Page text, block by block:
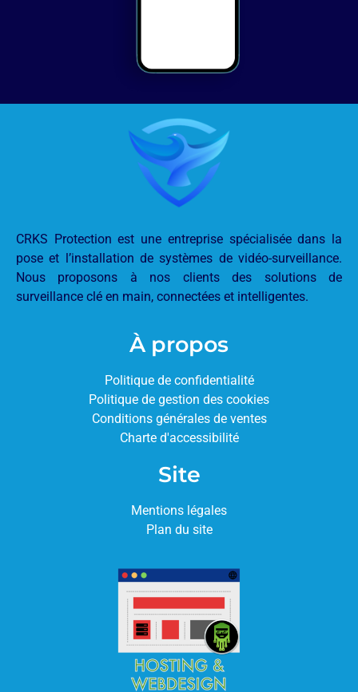
CRKS Protection est une entreprise spécialisée dans la
pose et l’installation de systèmes de vidéo-surveillance.
Nous proposons à nos clients des solutions de
surveillance clé en main, connectées et intelligentes.
À propos
Politique de confidentialité
Politique de gestion des cookies
Conditions générales de ventes
Charte d'accessibilité
Site
Mentions légales
Plan du site